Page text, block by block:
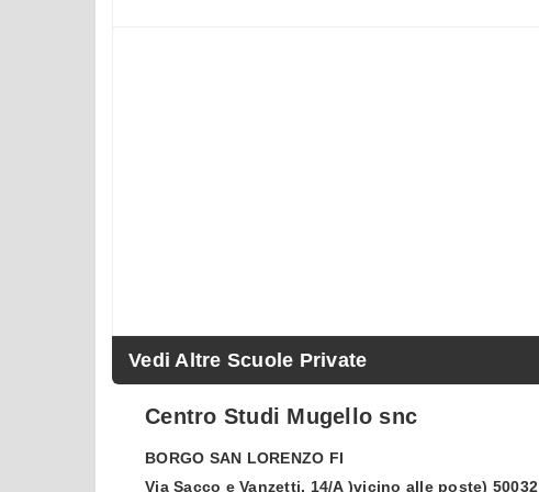
Vedi Altre Scuole Private
Centro Studi Mugello snc
BORGO SAN LORENZO FI
Via Sacco e Vanzetti, 14/A )vicino alle poste) 50032